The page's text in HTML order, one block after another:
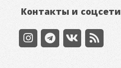
Контакты и соцсети